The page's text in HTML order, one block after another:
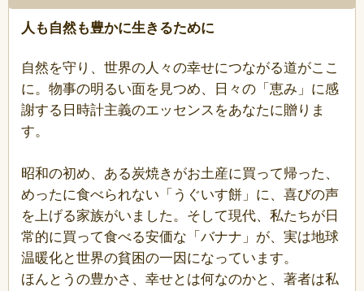
人も自然も豊かに生きるために
自然を守り、世界の人々の幸せにつながる道がここ
に。物事の明るい面を見つめ、日々の「恵み」に感
謝する日時計主義のエッセンスをあなたに贈りま
す。
昭和の初め、ある炭焼きがお土産に買って帰った、
めったに食べられない「うぐいす餅」に、喜びの声
を上げる家族がいました。そして現代、私たちが日
常的に買って食べる安価な「バナナ」が、実は地球
温暖化と世界の貧困の一因になっています。
ほんとうの豊かさ、幸せとは何なのかと、著者は私